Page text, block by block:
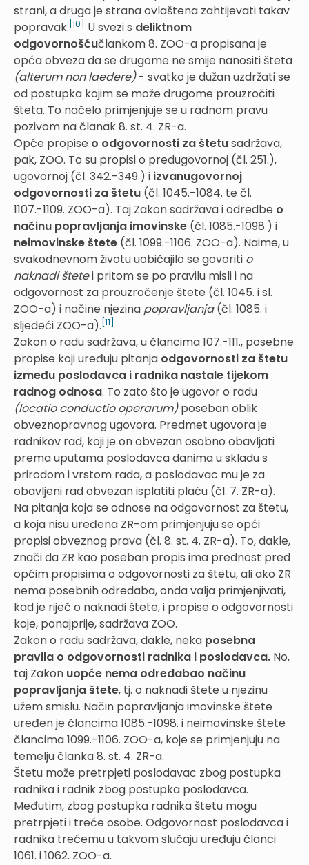
strani, a druga je strana ovlaštena zahtijevati takav
popravak. [10] U svezi s deliktnom
odgovornošćučlankom 8. ZOO-a propisana je
opća obveza da se drugome ne smije nanositi šteta
(alterum non laedere)- svatko je dužan uzdržati se
od postupka kojim se može drugome prouzročiti
šteta. To načelo primjenjuje se u radnom pravu
pozivom na članak 8. st. 4. ZR-a.
Opće propise o odgovornosti za štetusadržava,
pak, ZOO. To su propisi o predugovornoj (čl. 251.),
ugovornoj (čl. 342.-349.) i izvanugovornoj
odgovornosti za štetu (čl. 1045.-1084. te čl.
1107.-1109. ZOO-a). Taj Zakon sadržava i odredbe o
načinu popravljanja imovinske (čl. 1085.-1098.) i
neimovinske štete (čl. 1099.-1106. ZOO-a). Naime, u
svakodnevnom životu uobičajilo se govoriti o
naknadi štetei pritom se po pravilu misli i na
odgovornost za prouzročenje štete (čl. 1045. i sl.
ZOO-a) i načine njezina popravljanja(čl. 1085. i
sljedeći ZOO-a). [11]
Zakon o radu sadržava, u člancima 107.-111., posebne
propise koji uređuju pitanja odgovornosti za štetu
između poslodavca i radnika nastale tijekom
radnog odnosa. To zato što je ugovor o radu
(locatio conductio operarum)poseban oblik
obveznopravnog ugovora. Predmet ugovora je
radnikov rad, koji je on obvezan osobno obavljati
prema uputama poslodavca danima u skladu s
prirodom i vrstom rada, a poslodavac mu je za
obavljeni rad obvezan isplatiti plaću (čl. 7. ZR-a).
Na pitanja koja se odnose na odgovornost za štetu,
a koja nisu uređena ZR-om primjenjuju se opći
propisi obveznog prava (čl. 8. st. 4. ZR-a). To, dakle,
znači da ZR kao poseban propis ima prednost pred
općim propisima o odgovornosti za štetu, ali ako ZR
nema posebnih odredaba, onda valja primjenjivati,
kad je riječ o naknadi štete, i propise o odgovornosti
koje, ponajprije, sadržava ZOO.
Zakon o radu sadržava, dakle, neka posebna
pravila o odgovornosti radnika i poslodavca. No,
taj Zakon uopće nema odredabao načinu
popravljanja štete, tj. o naknadi štete u njezinu
užem smislu. Način popravljanja imovinske štete
uređen je člancima 1085.-1098. i neimovinske štete
člancima 1099.-1106. ZOO-a, koje se primjenjuju na
temelju članka 8. st. 4. ZR-a.
Štetu može pretrpjeti poslodavac zbog postupka
radnika i radnik zbog postupka poslodavca.
Međutim, zbog postupka radnika štetu mogu
pretrpjeti i treće osobe. Odgovornost poslodavca i
radnika trećemu u takvom slučaju uređuju članci
1061. i 1062. ZOO-a.